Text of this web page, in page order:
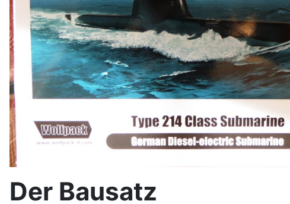
Der Bausatz